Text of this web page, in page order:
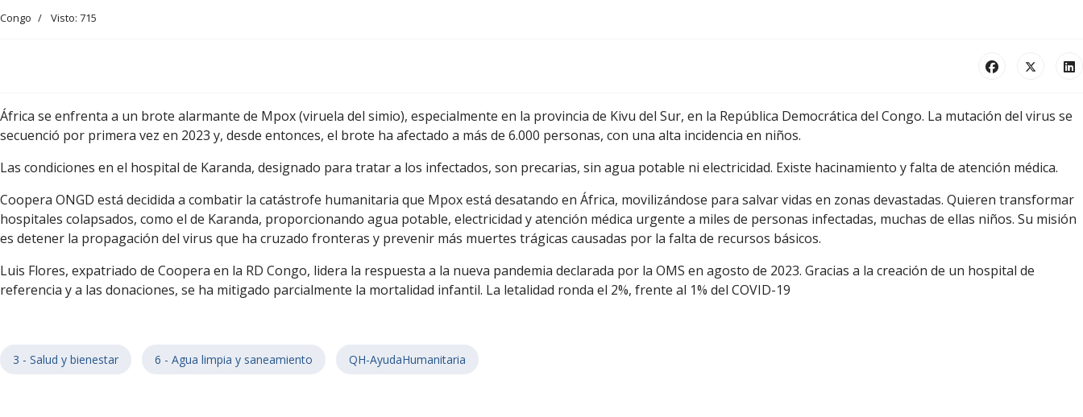
Congo Visto: 715
África se enfrenta a un brote alarmante de Mpox (viruela del simio), especialmente en la provincia de Kivu del Sur, en la República Democrática del Congo. La mutación del virus se
secuenció por primera vez en 2023 y, desde entonces, el brote ha afectado a más de 6.000 personas, con una alta incidencia en niños.
Las condiciones en el hospital de Karanda, designado para tratar a los infectados, son precarias, sin agua potable ni electricidad. Existe hacinamiento y falta de atención médica.
Coopera ONGD está decidida a combatir la catástrofe humanitaria que Mpox está desatando en África, movilizándose para salvar vidas en zonas devastadas. Quieren transformar
hospitales colapsados, como el de Karanda, proporcionando agua potable, electricidad y atención médica urgente a miles de personas infectadas, muchas de ellas niños. Su misión
es detener la propagación del virus que ha cruzado fronteras y prevenir más muertes trágicas causadas por la falta de recursos básicos.
Luis Flores, expatriado de Coopera en la RD Congo, lidera la respuesta a la nueva pandemia declarada por la OMS en agosto de 2023. Gracias a la creación de un hospital de
referencia y a las donaciones, se ha mitigado parcialmente la mortalidad infantil. La letalidad ronda el 2%, frente al 1% del COVID-19
3 - Salud y bienestar 6 - Agua limpia y saneamiento QH-AyudaHumanitaria